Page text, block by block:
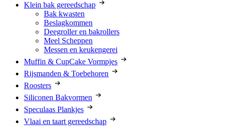
Klein bak gereedschap
Bak kwasten
Beslagkommen
Deegroller en bakrollers
Meel Scheppen
Messen en keukengerei
Muffin & CupCake Vormpjes
Rijsmanden & Toebehoren
Roosters
Siliconen Bakvormen
Speculaas Plankjes
Vlaai en taart gereedschap